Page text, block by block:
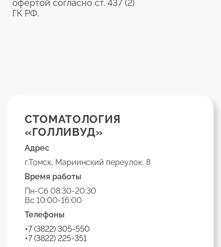
офертой согласно ст. 437 (2)
ГК РФ.
СТОМАТОЛОГИЯ
«ГОЛЛИВУД»
Адрес
г.Томск, Мариинский переулок, 8
Время работы
Пн-Сб 08:30-20:30
Вс 10:00-16:00
Телефоны
+7 (3822) 305-550
+7 (3822) 225-351